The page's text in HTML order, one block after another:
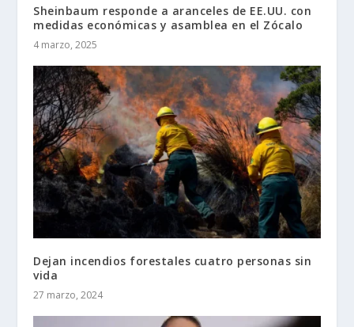
Sheinbaum responde a aranceles de EE.UU. con
medidas económicas y asamblea en el Zócalo
4 marzo, 2025
Dejan incendios forestales cuatro personas sin
vida
27 marzo, 2024